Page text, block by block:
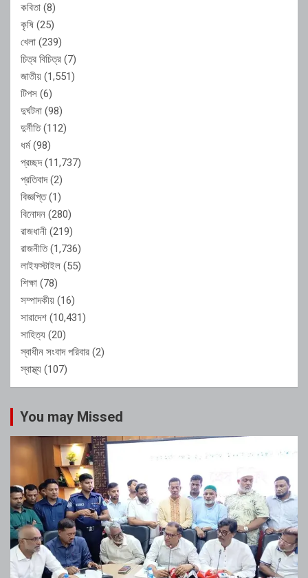
কবিতা (8)
কৃষি (25)
খেলা (239)
চিত্র বিচিত্র (7)
জাতীয় (1,551)
টিপস (6)
দুর্ঘটনা (98)
দুর্নীতি(112)
ধর্ম(98)
প্রচ্ছদ(11,737)
প্রতিবাদ(2)
বিজ্ঞপ্তি(1)
বিনোদন (280)
রাজধানী (219)
রাজনীতি(1,736)
লাইফস্টাইল (55)
শিক্ষা (78)
সম্পাদকীয় (16)
সারাদেশ (10,431)
সাহিত্য (20)
স্বাধীন সংবাদ পরিবার (2)
স্বাস্থ্য (107)
You may Missed